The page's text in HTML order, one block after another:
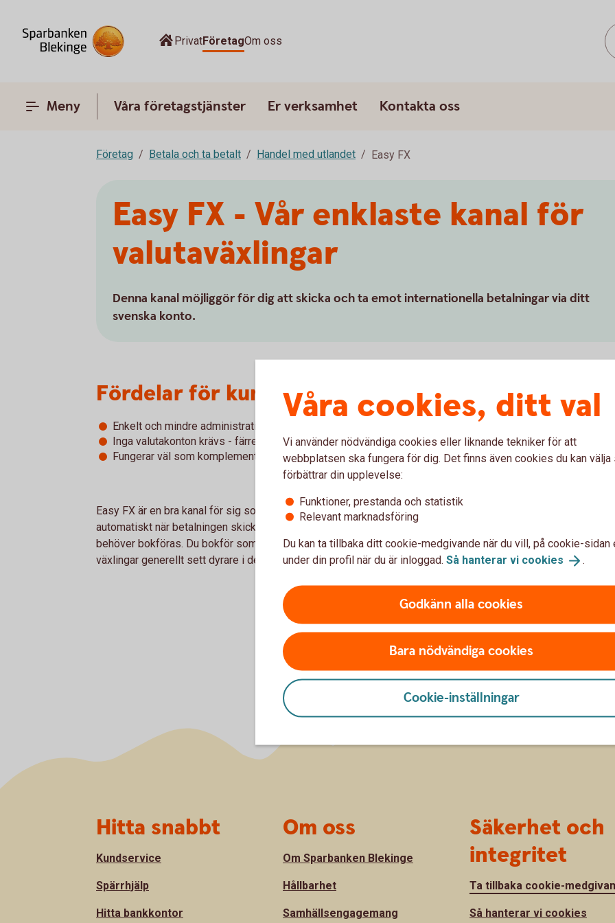
PrivatFöretagOm oss
Meny Våra företagstjänster Er verksamhet Kontakta oss
Företag Betala och ta betalt Handel med utlandet Easy FX
Easy FX - Vår enklaste kanal för
valutaväxlingar
Denna kanal möjliggör för dig att skicka och ta emot internationella betalningar via ditt
svenska konto.
Fördelar för kund
Enkelt och mindre administration – kan lägga tid på annat
Inga valutakonton krävs - färre konton att hantera
Fungerar väl som komplement till våra andra kanaler
Easy FX är en bra kanal för sig som efterfrågar enklare administration. Växlingarna sker
automatiskt när betalningen skickas eller tas emot, vilket i sin tur gör att växlingen inte
behöver bokföras. Du bokför som vanligt betalningen i ditt affärssystem. Däremot är
växlingar generellt sett dyrare i denna kanal.
Våra cookies, ditt val
Vi använder nödvändiga cookies eller liknande tekniker för att
webbplatsen ska fungera för dig. Det finns även cookies du kan välja
förbättrar din upplevelse:
Funktioner, prestanda och statistik
Relevant marknadsföring
Du kan ta tillbaka ditt cookie-medgivande när du vill, på cookie-sidan
under din profil när du är inloggad. Så hanterar vi cookies .
Godkänn alla cookies
Bara nödvändiga cookies
Cookie-inställningar
Hitta snabbt
Kundservice
Spärrhjälp
Hitta bankkontor
Om oss
Om Sparbanken Blekinge
Hållbarhet
Samhällsengagemang
Säkerhet och
integritet
Ta tillbaka cookie-
Så hanterar vi cookies